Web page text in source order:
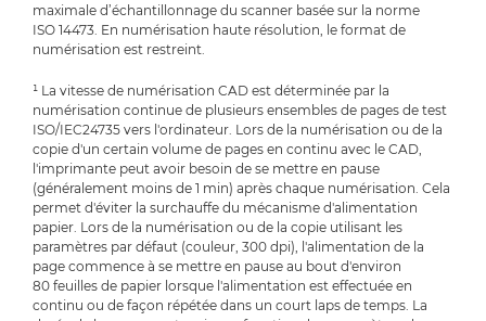
maximale d’échantillonnage du scanner basée sur la norme
ISO 14473. En numérisation haute résolution, le format de
numérisation est restreint.
¹ La vitesse de numérisation CAD est déterminée par la
numérisation continue de plusieurs ensembles de pages de test
ISO/IEC24735 vers l'ordinateur. Lors de la numérisation ou de la
copie d'un certain volume de pages en continu avec le CAD,
l'imprimante peut avoir besoin de se mettre en pause
(généralement moins de 1 min) après chaque numérisation. Cela
permet d'éviter la surchauffe du mécanisme d'alimentation
papier. Lors de la numérisation ou de la copie utilisant les
paramètres par défaut (couleur, 300 dpi), l'alimentation de la
page commence à se mettre en pause au bout d'environ
80 feuilles de papier lorsque l'alimentation est effectuée en
continu ou de façon répétée dans un court laps de temps. La